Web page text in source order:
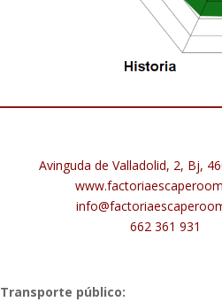
Avinguda de Valladolid, 2, Bj,
662 361 931
Transporte público: